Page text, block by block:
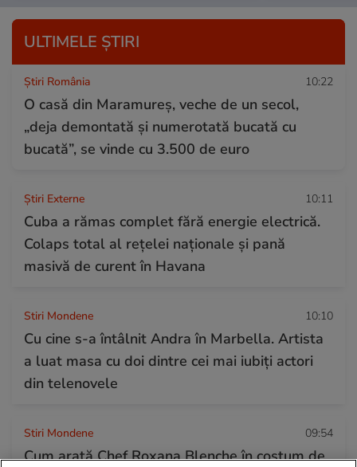
ULTIMELE ȘTIRI
Știri România 10:22
O casă din Maramureș, veche de un secol,
„deja demontată și numerotată bucată cu
bucată”, se vinde cu 3.500 de euro
Știri Externe 10:11
Cuba a rămas complet fără energie electrică.
Colaps total al rețelei naționale și pană
masivă de curent în Havana
Stiri Mondene 10:10
Cu cine s-a întâlnit Andra în Marbella. Artista
a luat masa cu doi dintre cei mai iubiți actori
din telenovele
Stiri Mondene 09:54
Cum arată Chef Roxana Blenche în costum de